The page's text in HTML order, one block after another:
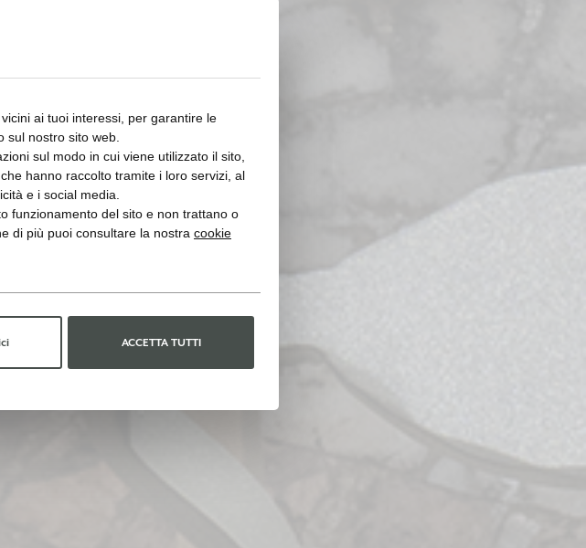
ai tuoi interessi, per garantire le
sul nostro sito web.
sul modo in cui viene utilizzato il sito,
hanno raccolto tramite i loro servizi, al
e i social media.
funzionamento del sito e non trattano o
di più puoi consultare la nostra cookie
ACCETTA TUTTI